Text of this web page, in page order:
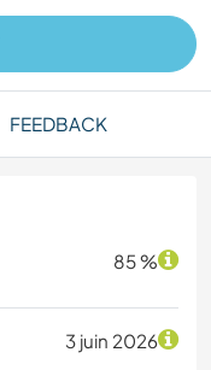
FEEDBACK
85 %
3 juin 2026